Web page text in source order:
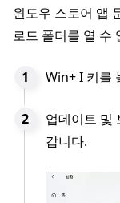
윈도우 스토어 앱
로드 폴더를 열 수
Win+ I 키를
업데이트 및
갑니다.